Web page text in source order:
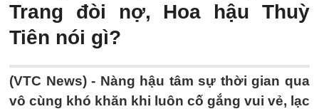
Trang đòi nợ, Hoa hậu Thuỳ
Tiên nói gì?
(VTC News) - Nàng hậu tâm sự thời gian qua
vô cùng khó khăn khi luôn cố gắng vui vẻ, lạc